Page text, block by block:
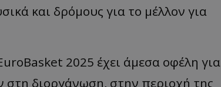
και δρόμους για το μέλλον για
2025 έχει άμεσα οφέλη για
διοργάνωση, στην περιοχή της